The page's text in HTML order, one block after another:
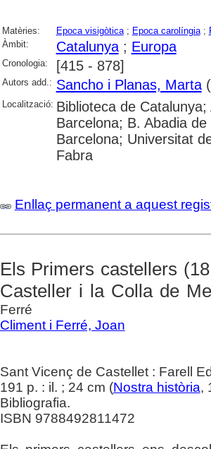
Matèries: Epoca visigòtica; Epoca carolíngia;
Àmbit:
Catalunya; Europa
Cronologia: [415 - 878]
Autors add.: Sancho i Planas, Marta
Localització: Biblioteca de
Barcelona; B. Abadia
Barcelona; Universitat
Fabra
Enllaç permanent a aquest
Els Primers castellers
Casteller i la Colla de
Ferré
Climent i Ferré, Joan
Sant Vicenç de Castellet : Farell
191 p. : il. ; 24 cm (Nostra història,
Bibliografia.
ISBN 9788492811472